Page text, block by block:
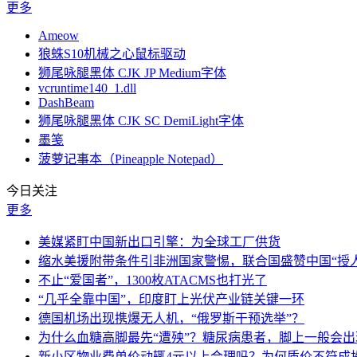
更多
Ameow
狼蛛S10机械之心鼠标驱动
狮尾咏腿黑体 CJK JP Medium字体
vcruntime140_1.dll
DashBeam
狮尾咏腿黑体 CJK SC DemiLight字体
墨笺
菠萝记事本（Pineapple Notepad）
今日关注
更多
美媒紧盯中国新出口引擎：为全球工厂供货
缩水美援附带条件引非洲国家警惕，联合国盛赞中国“授
不止“爱国者”，1300枚ATACMS也打光了
“几乎全靠中国”，印度盯上光伏产业链关键一环
德国机场出现携爆无人机，“俄罗斯干预选举”？
为什么血糖高脚最先“遭殃”？糖尿病患者，脚上一般会